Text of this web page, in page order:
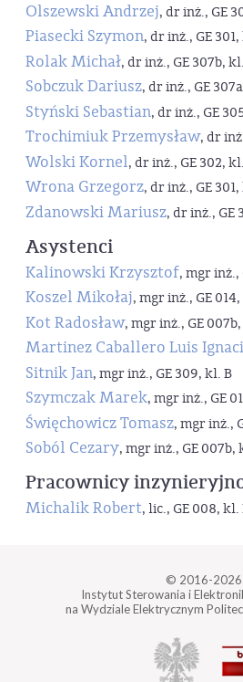
Olszewski Andrzej, dr inż., GE
Piasecki Szymon, dr inż., GE
Rolak Michał, dr inż., GE 307b,
Sobczuk Dariusz, dr inż., GE
Styński Sebastian, dr inż., GE
Trochimiuk Przemysław, dr
Wolski Kornel, dr inż., GE 302,
Wrona Grzegorz, dr inż., GE
Zdanowski Mariusz, dr inż., GE
Asystenci
Kalinowski Krzysztof, mgr inż.,
Koszel Mikołaj, mgr inż., GE
Kot Radosław, mgr inż., GE
Martinez Caballero Luis
Sitnik Jan, mgr inż., GE 309, kl. B
Szymczak Marek, mgr inż., GE
Święchowicz Tomasz, mgr inż.,
Soból Cezary, mgr inż., GE 007b,
Pracownicy
Michalik Robert, lic., GE 008, kl.
© 2016-2026
Instytut Sterowania i
na Wydziale Elektrycznym